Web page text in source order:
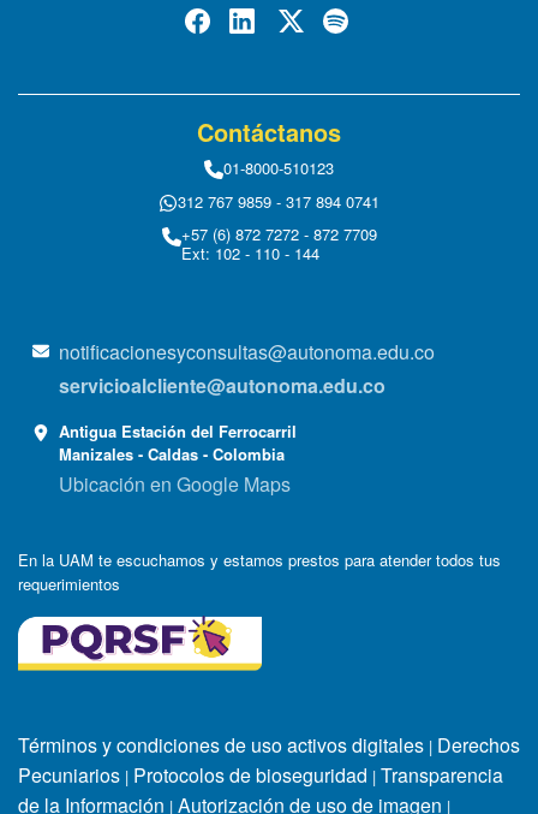
Contáctanos
01-8000-510123
312 767 9859 - 317 894 0741
+57 (6) 872 7272 - 872 7709
Ext: 102 - 110 - 144
notificacionesyconsultas@autonoma.edu.co
servicioalcliente@autonoma.edu.co
Antigua Estación del Ferrocarril
Manizales - Caldas - Colombia
Ubicación en Google Maps
En la UAM te escuchamos y estamos prestos para atender todos tus
requerimientos
Términos y condiciones de uso activos digitales | Derechos
Pecuniarios | Protocolos de bioseguridad | Transparencia
de la Información | Autorización de uso de imagen |